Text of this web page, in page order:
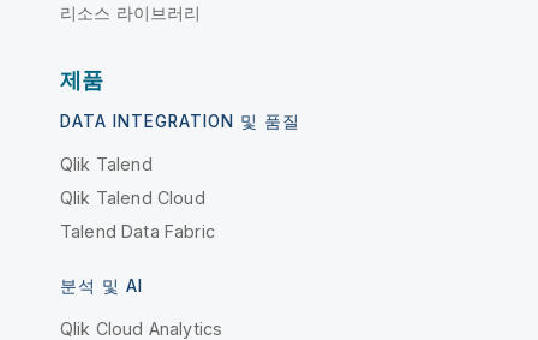
리소스 라이브러리
제품
DATA INTEGRATION 및 품질
Qlik Talend
Qlik Talend Cloud
Talend Data Fabric
분석 및 AI
Qlik Cloud Analytics